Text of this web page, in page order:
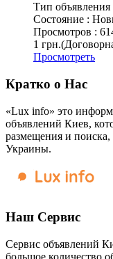
Тип объявления
Состояние :
Просмотров :
1 грн.
Просмотреть
Кратко о Нас
«Lux info» это
объявлений Киев,
размещения и
Украины.
Наш Сервис
Сервис объявлений